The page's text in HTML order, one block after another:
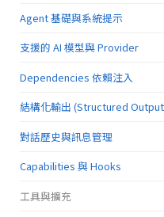
Agent 基礎與系統提示
支援的 AI 模型與 Provider
Dependencies 依賴注入
結構化輸出 (Structured
對話歷史與訊息管理
Capabilities 與 Hooks
工具與擴充